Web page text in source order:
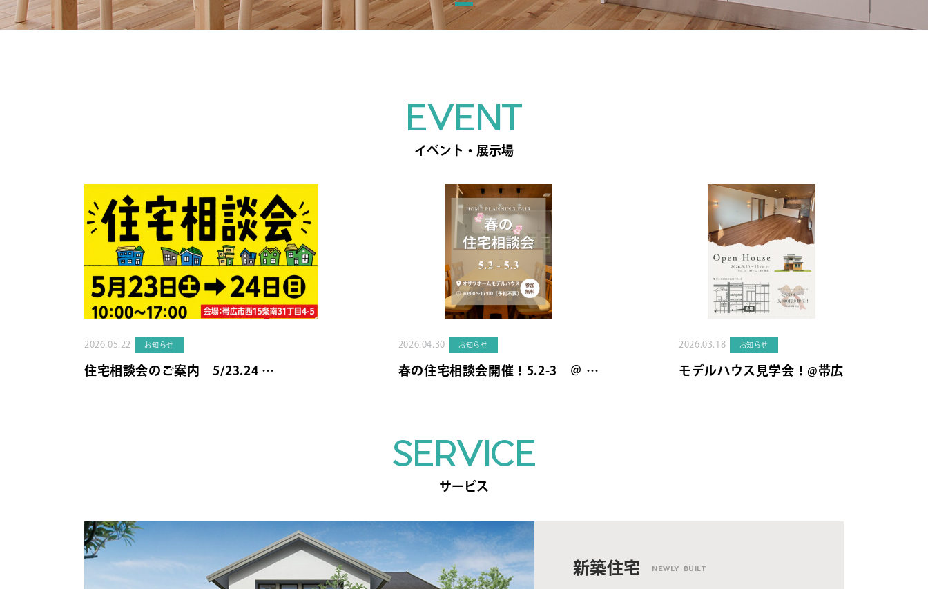
EVENT
イベント・展示場
2026.05.22 お知らせ
住宅相談会のご案内 5/23.24 …
2026.04.30 お知らせ
春の住宅相談会開催！5.2-3 ＠ …
2026.03.18 お知らせ
モデルハウス見学会！@帯広
SERVICE
サービス
新築住宅 NEWLY BUILT